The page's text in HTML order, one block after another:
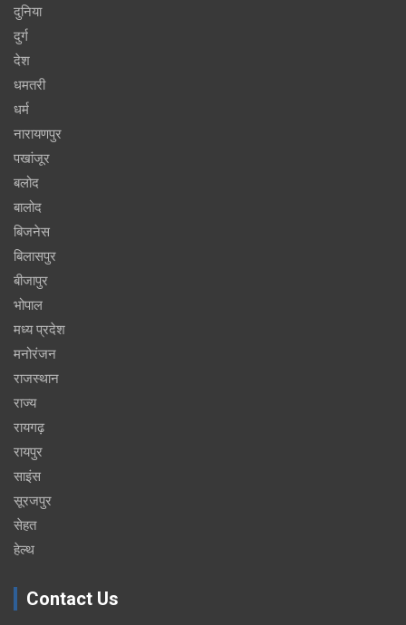
दुनिया
दुर्ग
देश
धमतरी
धर्म
नारायणपुर
पखांजूर
बलोद
बालोद
बिजनेस
बिलासपुर
बीजापुर
भोपाल
मध्य प्रदेश
मनोरंजन
राजस्थान
राज्य
रायगढ़
रायपुर
साइंस
सूरजपुर
सेहत
हेल्थ
Contact Us